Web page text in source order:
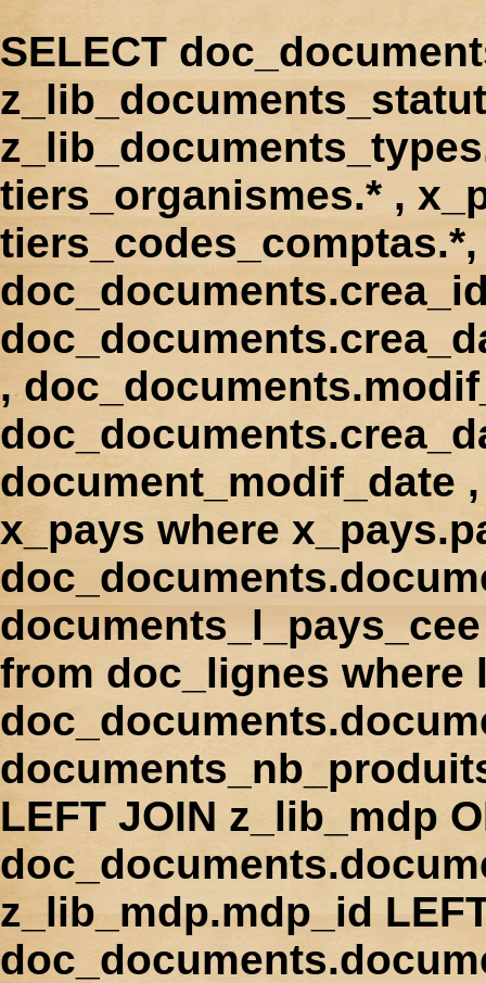
SELECT
tiers_organismes.* ,
,
document_modif_date
x_pays where
from doc_lignes where
LEFT JOIN z_lib_mdp
z_lib_mdp.mdp_id